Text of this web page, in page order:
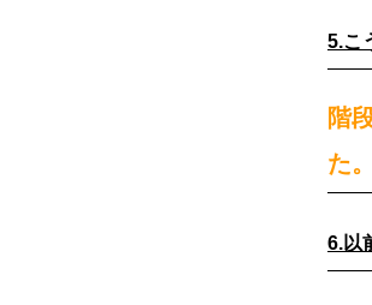
5.こ
階
た。
6.以